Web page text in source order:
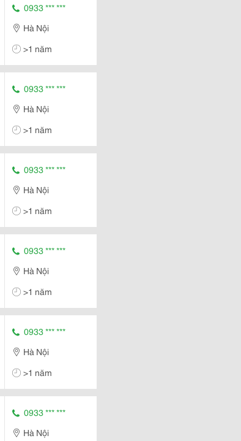
0933 *** ***
Hà Nội
>1 năm
0933 *** ***
Hà Nội
>1 năm
0933 *** ***
Hà Nội
>1 năm
0933 *** ***
Hà Nội
>1 năm
0933 *** ***
Hà Nội
>1 năm
0933 *** ***
Hà Nội